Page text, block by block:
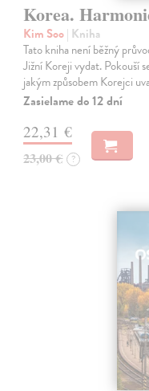
Korea.
Kim Soo| Kniha
Tato kniha není běžný
Jižní Koreji vydat. Pokouší
jakým způsobem Korejci
Zasielame do 12 dní
22,31 €
23,00 € ?